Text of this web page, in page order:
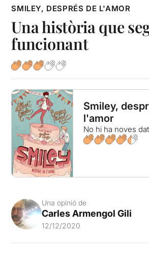
SMILEY, DESPRÉS DE L'AMOR
Una història que
funcionant
Smiley,
l'amor
No hi ha noves
Una opinió de
Carles Armengol Gili
12/12/2020